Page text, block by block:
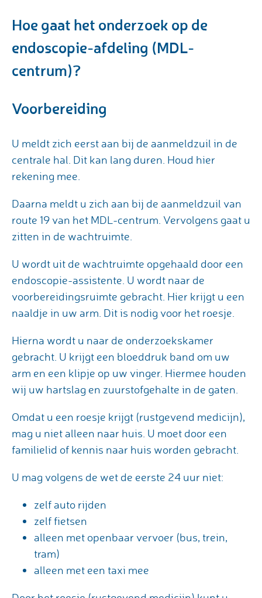
Hoe gaat het onderzoek op de
endoscopie-afdeling (MDL-
centrum)?
Voorbereiding
U meldt zich eerst aan bij de aanmeldzuil in de
centrale hal. Dit kan lang duren. Houd hier
rekening mee.
Daarna meldt u zich aan bij de aanmeldzuil van
route 19 van het MDL-centrum. Vervolgens gaat u
zitten in de wachtruimte.
U wordt uit de wachtruimte opgehaald door een
endoscopie-assistente. U wordt naar de
voorbereidingsruimte gebracht. Hier krijgt u een
naaldje in uw arm. Dit is nodig voor het roesje.
Hierna wordt u naar de onderzoekskamer
gebracht. U krijgt een bloeddruk band om uw
arm en een klipje op uw vinger. Hiermee houden
wij uw hartslag en zuurstofgehalte in de gaten.
Omdat u een roesje krijgt (rustgevend medicijn),
mag u niet alleen naar huis. U moet door een
familielid of kennis naar huis worden gebracht.
U mag volgens de wet de eerste 24 uur niet:
zelf auto rijden
zelf fietsen
alleen met openbaar vervoer (bus, trein,
tram)
alleen met een taxi mee